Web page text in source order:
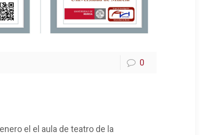
0
el el aula de teatro de la